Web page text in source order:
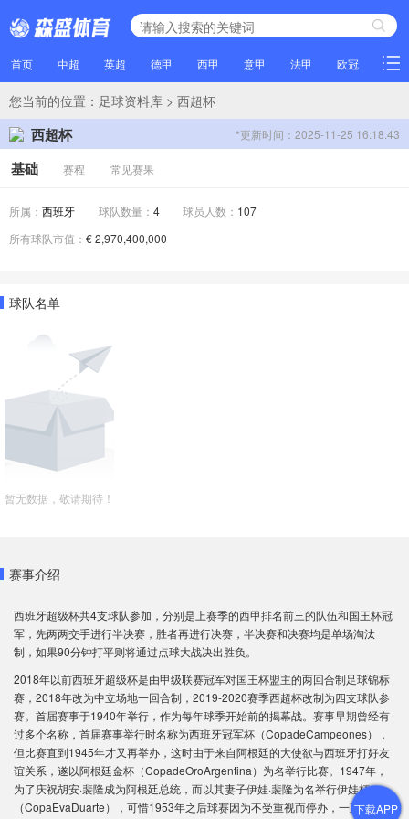
首页 中超 英超 德甲 西甲 意甲 法甲 欧冠 NBA
您当前的位置： 足球资料库 > 西超杯
西超杯 *更新时间：2025-11-25 16:18:43
基础 赛程 常见赛果
所属： 西班牙 球队数量： 4 球员人数： 107
所有球队市值： € 2,970,400,000
球队名单
暂无数据，敬请期待！
赛事介绍
西班牙超级杯共4支球队参加，分别是上赛季的西甲排名前三的队伍和国王杯冠
军，先两两交手进行半决赛，胜者再进行决赛，半决赛和决赛均是单场淘汰
制，如果90分钟打平则将通过点球大战决出胜负。
2018年以前西班牙超级杯是由甲级联赛冠军对国王杯盟主的两回合制足球锦标
赛，2018年改为中立场地一回合制，2019-2020赛季西超杯改制为四支球队参
赛。首届赛事于1940年举行，作为每年球季开始前的揭幕战。赛事早期曾经有
过多个名称，首届赛事举行时名称为西班牙冠军杯（CopadeCampeones），
但比赛直到1945年才又再举办，这时由于来自阿根廷的大使欲与西班牙打好友
谊关系，遂以阿根廷金杯（CopadeOroArgentina）为名举行比赛。1947年，
为了庆祝胡安·裴隆成为阿根廷总统，而以其妻子伊娃·裴隆为名举行伊娃杯
（CopaEvaDuarte），可惜1953年之后球赛因为不受重视而停办，一直到下载APP